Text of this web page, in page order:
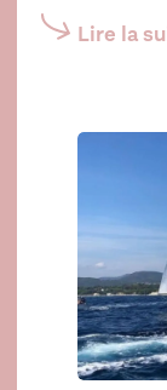
Lire la